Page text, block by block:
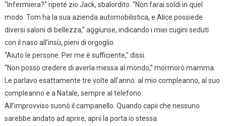
“Infermiera?” ripeté zio Jack, sbalordito. “Non farai soldi in quel
modo. Tom ha la sua azienda automobilistica, e Alice possiede
diversi saloni di bellezza,” aggiunse, indicando i miei cugini seduti
con il naso all’insù, pieni di orgoglio.
“Aiuto le persone. Per me è sufficiente,” dissi.
“Non posso credere di averla messa al mondo,” mormorò mamma.
Le parlavo esattamente tre volte all’anno: al mio compleanno, al suo
compleanno e a Natale, sempre al telefono.
All’improvviso suonò il campanello. Quando capii che nessuno
sarebbe andato ad aprire, aprii la porta io stessa.